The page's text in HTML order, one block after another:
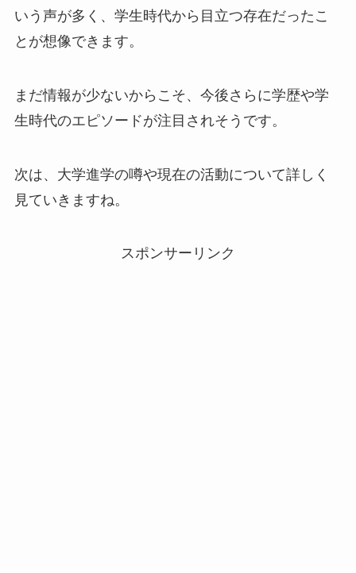
いう声が多く、学生時代から目立つ存在だったこ
とが想像できます。
まだ情報が少ないからこそ、今後さらに学歴や学
生時代のエピソードが注目されそうです。
次は、大学進学の噂や現在の活動について詳しく
見ていきますね。
スポンサーリンク